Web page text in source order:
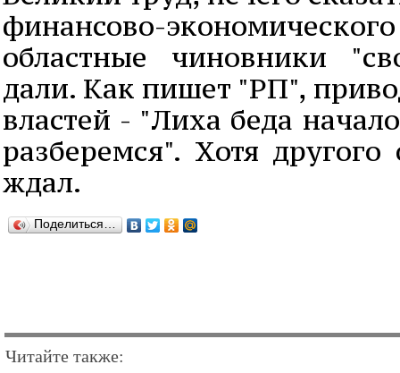
финансово-
областные чиновники
дали. Как пишет "РП",
властей - "Лиха беда
разберемся". Хотя
ждал.
Поделиться…
Читайте также: